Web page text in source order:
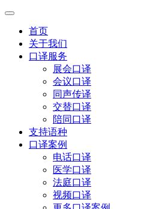
首页
关于我们
口译服务
展会口译
会议口译
同声传译
交替口译
陪同口译
支持语种
口译案例
电话口译
医学口译
法庭口译
视频口译